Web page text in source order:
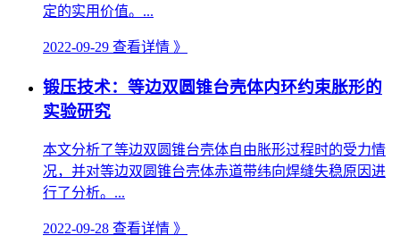
定的实用价值。...
2022-09-29 查看详情 》
锻压技术：等边双圆锥台壳体内环约束胀形的
实验研究
本文分析了等边双圆锥台壳体自由胀形过程时的受力情
况，并对等边双圆锥台壳体赤道带纬向焊缝失稳原因进
行了分析。...
2022-09-28 查看详情 》